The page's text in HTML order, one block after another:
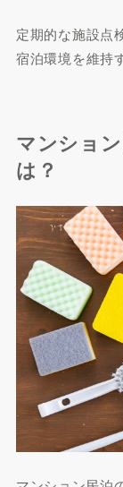
定期的な施設点
宿泊環境を維持
マンショ
は？